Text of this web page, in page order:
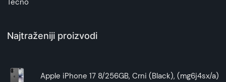
Tecno
Najtraženiji proizvodi
Apple iPhone 17 8/256GB, Crni (Black), (mg6j4sx/a)